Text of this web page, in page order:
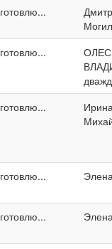
готовлю...
готовлю...
готовлю...
готовлю...
готовлю...